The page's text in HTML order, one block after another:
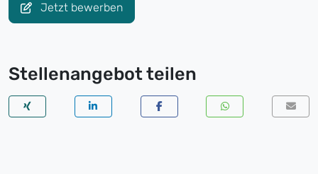
Jetzt bewerben
Stellenangebot teilen